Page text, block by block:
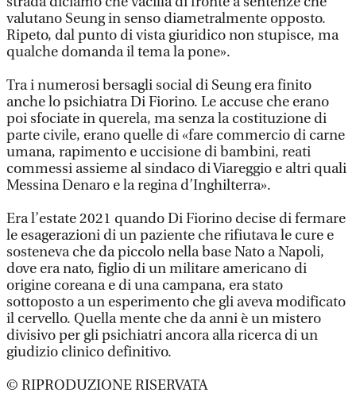
valutano Seung in senso diametralmente opposto.
Ripeto, dal punto di vista giuridico non stupisce, ma
qualche domanda il tema la pone».
Tra i numerosi bersagli social di Seung era finito
anche lo psichiatra Di Fiorino. Le accuse che erano
poi sfociate in querela, ma senza la costituzione di
parte civile, erano quelle di «fare commercio di carne
umana, rapimento e uccisione di bambini, reati
commessi assieme al sindaco di Viareggio e altri quali
Messina Denaro e la regina d’Inghilterra».
Era l’estate 2021 quando Di Fiorino decise di fermare
le esagerazioni di un paziente che rifiutava le cure e
sosteneva che da piccolo nella base Nato a Napoli,
dove era nato, figlio di un militare americano di
origine coreana e di una campana, era stato
sottoposto a un esperimento che gli aveva modificato
il cervello. Quella mente che da anni è un mistero
divisivo per gli psichiatri ancora alla ricerca di un
giudizio clinico definitivo.
© RIPRODUZIONE RISERVATA